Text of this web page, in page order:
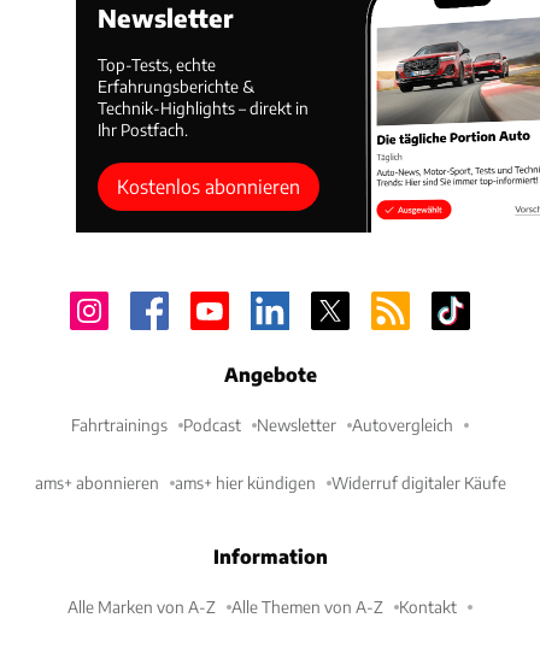
Newsletter
Top-Tests, echte
Erfahrungsberichte &
Technik-Highlights – direkt in
Ihr Postfach.
Kostenlos abonnieren
Angebote
Fahrtrainings Podcast Newsletter Autovergleich
ams+ abonnieren ams+ hier kündigen Widerruf digitaler Käufe
Information
Alle Marken von A-Z Alle Themen von A-Z Kontakt